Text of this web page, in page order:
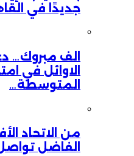
جديدًا في
الف مبروك…
الاوائل في
المتوسطة…
من الاتحاد
الفاضل